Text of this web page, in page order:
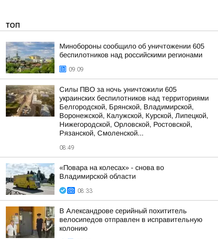
ТОП
Минобороны сообщило об уничтожении 605
беспилотников над российскими регионами
09:09
Силы ПВО за ночь уничтожили 605
украинских беспилотников над территориями
Белгородской, Брянской, Владимирской,
Воронежской, Калужской, Курской, Липецкой,
Нижегородской, Орловской, Ростовской,
Рязанской, Смоленской...
08:49
«Повара на колесах» - снова во
Владимирской области
08:33
В Александрове серийный похититель
велосипедов отправлен в исправительную
колонию